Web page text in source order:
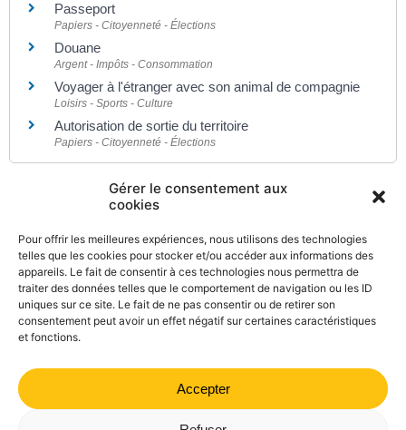
Gérer le consentement aux
cookies
Pour offrir les meilleures expériences, nous utilisons des technologies
telles que les cookies pour stocker et/ou accéder aux informations des
appareils. Le fait de consentir à ces technologies nous permettra de
traiter des données telles que le comportement de navigation ou les ID
uniques sur ce site. Le fait de ne pas consentir ou de retirer son
consentement peut avoir un effet négatif sur certaines caractéristiques
et fonctions.
Accepter
Passeport
Papiers - Citoyenneté - Élections
Douane
Argent - Impôts - Consommation
Voyager à l'étranger avec son animal de compagnie
Loisirs - Sports - Culture
Autorisation de sortie du territoire
Papiers - Citoyenneté - Élections
Pour en savoir plus
Conseils aux voyageurs
Ministère chargé de l'Europe et des affaires étrangères
Voyager en Europe
Commission européenne
© Direction de l'information légale et administrative
comarquage developpé par